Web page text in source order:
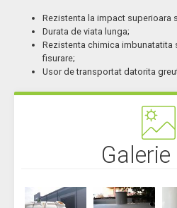
CERERE
Rezistenta la impact superioara
Durata de viata lunga;
Rezistenta chimica imbunatatita
fisurare;
Usor de transportat datorita